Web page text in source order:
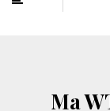
Ma